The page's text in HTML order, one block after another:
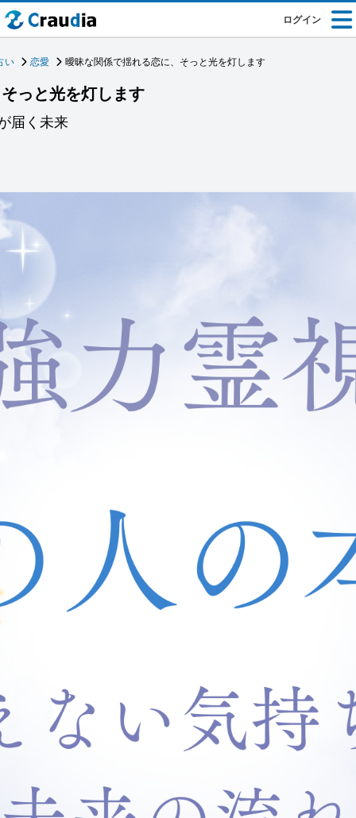
ログイン
い 恋愛 曖昧な関係で揺れる恋に、そっと光を灯します
っと光を灯します
届く未来